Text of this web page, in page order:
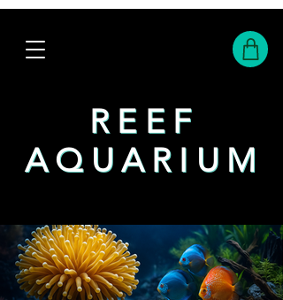
REEF
AQUARIUM
REEF
AQUARIUM